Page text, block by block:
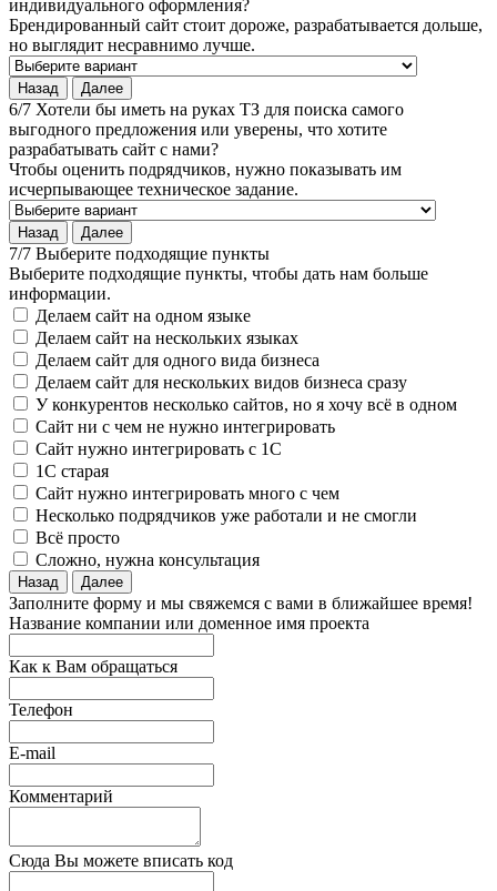
индивидуального оформления?
Брендированный сайт стоит дороже, разрабатывается дольше,
но выглядит несравнимо лучше.
Назад Далее
6/7 Хотели бы иметь на руках ТЗ для поиска самого
выгодного предложения или уверены, что хотите
разрабатывать сайт с нами?
Чтобы оценить подрядчиков, нужно показывать им
исчерпывающее техническое задание.
Назад Далее
7/7 Выберите подходящие пункты
Выберите подходящие пункты, чтобы дать нам больше
информации.
Делаем сайт на одном языке
Делаем сайт на нескольких языках
Делаем сайт для одного вида бизнеса
Делаем сайт для нескольких видов бизнеса сразу
У конкурентов несколько сайтов, но я хочу всё в одном
Сайт ни с чем не нужно интегрировать
Сайт нужно интегрировать с 1С
1С старая
Сайт нужно интегрировать много с чем
Несколько подрядчиков уже работали и не смогли
Всё просто
Сложно, нужна консультация
Назад Далее
Заполните форму и мы свяжемся с вами в ближайшее время!
Название компании или доменное имя проекта
Как к Вам обращаться
Телефон
E-mail
Комментарий
Сюда Вы можете вписать код